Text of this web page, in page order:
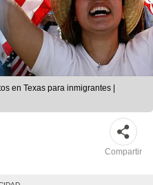
en Texas para inmigrantes |
Compartir